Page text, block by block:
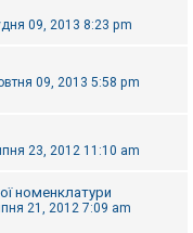
09, 2013 8:23 pm
09, 2013 5:58 pm
23, 2012 11:10 am
номенклатури
21, 2012 7:09 am